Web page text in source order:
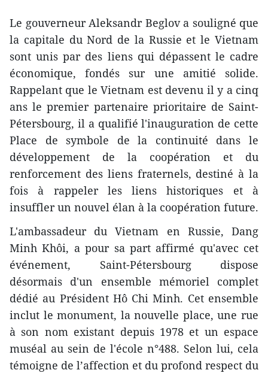
Le gouverneur Aleksandr Beglov a souligné que
la capitale du Nord de la Russie et le Vietnam
sont unis par des liens qui dépassent le cadre
économique, fondés sur une amitié solide.
Rappelant que le Vietnam est devenu il y a cinq
ans le premier partenaire prioritaire de Saint-
Pétersbourg, il a qualifié l'inauguration de cette
Place de symbole de la continuité dans le
développement de la coopération et du
renforcement des liens fraternels, destiné à la
fois à rappeler les liens historiques et à
insuffler un nouvel élan à la coopération future.
L'ambassadeur du Vietnam en Russie, Dang
Minh Khôi, a pour sa part affirmé qu'avec cet
événement, Saint-Pétersbourg dispose
désormais d'un ensemble mémoriel complet
dédié au Président Hô Chi Minh. Cet ensemble
inclut le monument, la nouvelle place, une rue
à son nom existant depuis 1978 et un espace
muséal au sein de l'école n°488. Selon lui, cela
témoigne de l’affection et du profond respect du